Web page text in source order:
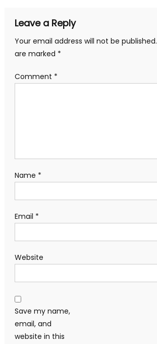
Leave a Reply
Your email address will not be published.
are marked *
Comment *
Name *
Email *
Website
Save my name,
email, and
website in this